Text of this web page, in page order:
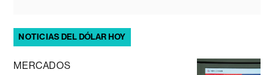
NOTICIAS DEL DÓLAR HOY
MERCADOS